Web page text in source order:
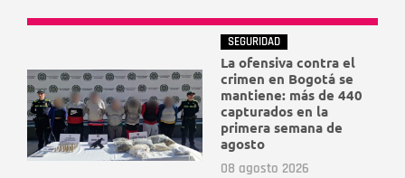
SEGURIDAD
La ofensiva contra el
crimen en Bogotá se
mantiene: más de 440
capturados en la
primera semana de
agosto
08 agosto 2026